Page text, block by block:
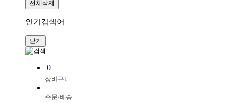
전체삭제
인기검색어
닫기
0
장바구니
주문/배송